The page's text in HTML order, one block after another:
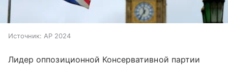
Источник: AP 2024
Лидер оппозиционной Консервативной партии